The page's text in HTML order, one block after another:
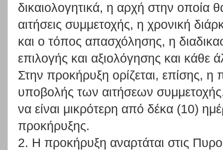
δικαιολογητικά, η αρχή στην οποία
αιτήσεις συμμετοχής, η χρονική
και ο τόπος απασχόλησης, η
επιλογής και αξιολόγησης και κάθε
Στην προκήρυξη ορίζεται, επίσης, η
υποβολής των αιτήσεων
να είναι μικρότερη από δέκα (10)
προκήρυξης.
2. Η προκήρυξη αναρτάται στις